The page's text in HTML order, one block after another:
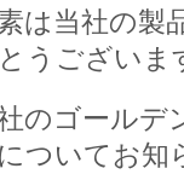
は当社の製
うございま
のゴールデ
ついてお知